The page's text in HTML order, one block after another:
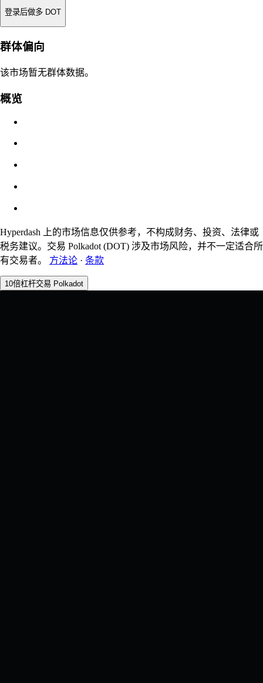
登录后做多 DOT
强平价
不适用
订单价值
群体偏向
该市场暂无群体数据。
概览
Hyperdash 上的市场信息仅供参考，不构成财务、投资、法律或
税务建议。交易 Polkadot (DOT) 涉及市场风险，并不一定适合所
有交易者。
方法论 · 条款
10倍杠杆交易 Polkadot